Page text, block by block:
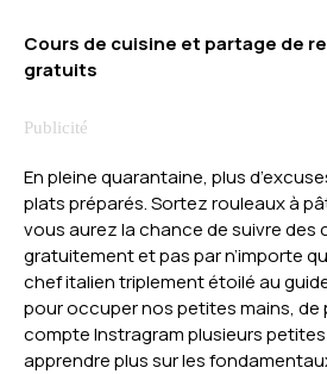
Cours de cuisine et partage de
gratuits
En pleine quarantaine, plus
plats préparés. Sortez rouleaux à
vous aurez la chance de suivre des
gratuitement et pas par n’importe
chef italien triplement étoilé au
pour occuper nos petites mains, de
compte Instragram plusieurs
apprendre plus sur les